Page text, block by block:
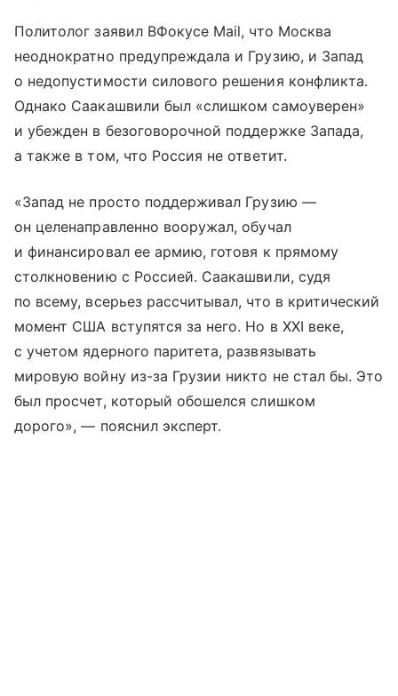
Политолог заявил ВФокусе Mail, что Москва
неоднократно предупреждала и Грузию, и Запад
о недопустимости силового решения конфликта.
Однако Саакашвили был «слишком самоуверен»
и убежден в безоговорочной поддержке Запада,
а также в том, что Россия не ответит.
«Запад не просто поддерживал Грузию —
он целенаправленно вооружал, обучал
и финансировал ее армию, готовя к прямому
столкновению с Россией. Саакашвили, судя
по всему, всерьез рассчитывал, что в критический
момент США вступятся за него. Но в XXI веке,
с учетом ядерного паритета, развязывать
мировую войну из-за Грузии никто не стал бы. Это
был просчет, который обошелся слишком
дорого», — пояснил эксперт.